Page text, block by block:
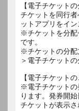
【電子チケット
チケットを同行
ットアプリをイ
※チケットを分配
です。
※チケットの分配
＞電子チケット
【電子チケット
※電子チケットの
ります。発券開
チケットが表示さ